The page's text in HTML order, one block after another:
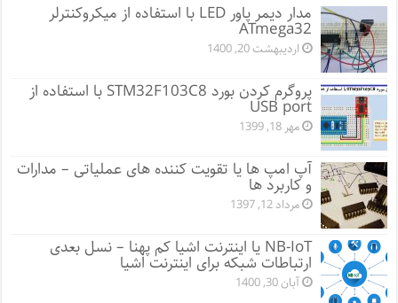
مدار دیمر پاور LED با استفاده از میکروکنترلر
ATmega32
اردیبهشت 20, 1400
پروگرم کردن بورد STM32F103C8 با استفاده از
USB port
مهر 18, 1399
آپ امپ ها یا تقویت کننده های عملیاتی – مدارات
و کاربرد ها
مرداد 12, 1397
NB-IoT یا اینترنت اشیا کم پهنا – نسل بعدی
ارتباطات شبکه برای اینترنت اشیا
آبان 30, 1400